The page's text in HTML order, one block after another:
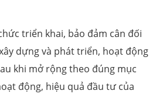
triển khai, bảo đảm cân đối
dựng và phát triển, hoạt động
khi mở rộng theo đúng mục
động, hiệu quả đầu tư của